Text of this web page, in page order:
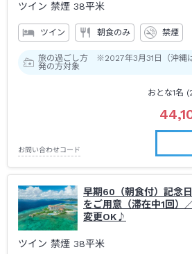
ツイン 禁煙 38平米
ツイン 朝食のみ 禁煙
旅の過ごし方 ※2027年3月31日（沖縄
発の方対象
おとな1名 (
お問い合わせコード
早期60（朝食付）記念
をご用意（滞在中1回）
変更OK♪
ツイン 禁煙 38平米